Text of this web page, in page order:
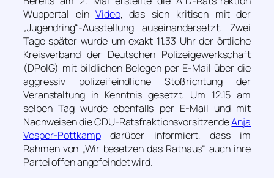
Wuppertal einVideo, das sich kritisch mit der
„Jugendring“-Ausstellung auseinandersetzt. Zwei
Tage später wurde um exakt 11.33 Uhr der örtliche
Kreisverband der Deutschen Polizeigewerkschaft
(DPolG) mit bildlichen Belegen per E-Mail über die
aggressiv polizeifeindliche Stoßrichtung der
Veranstaltung in Kenntnis gesetzt. Um 12.15 am
selben Tag wurde ebenfalls per E-Mail und mit
Nachweisen die CDU-RatsfraktionsvorsitzendeAnja
Vesper-Pottkampdarüber informiert, dass im
Rahmen von „Wir besetzen das Rathaus“ auch ihre
Partei offen angefeindet wird.